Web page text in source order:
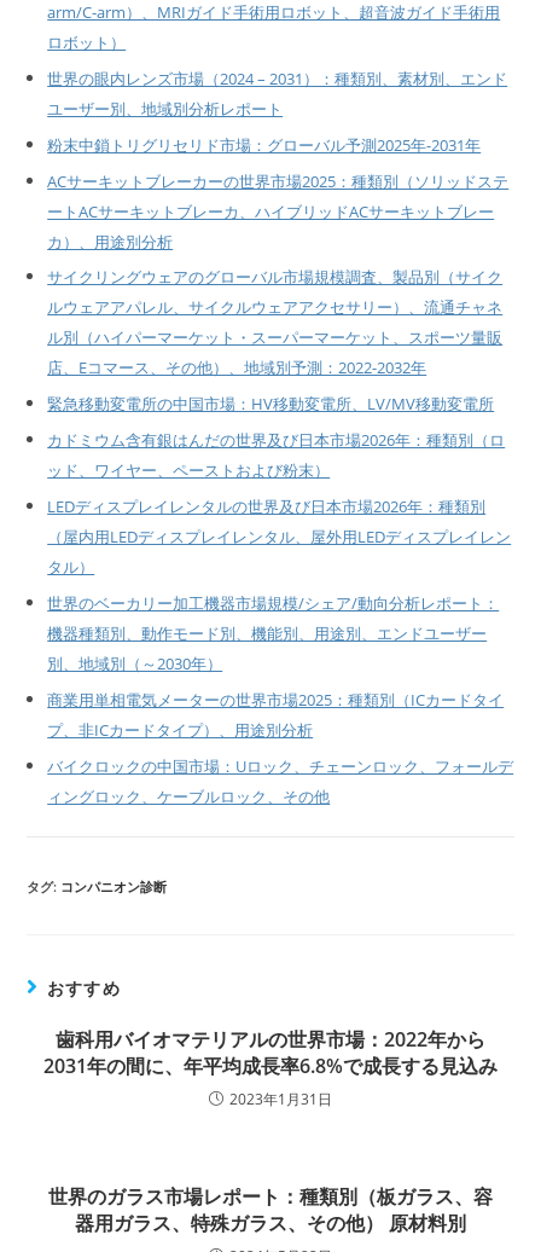
arm/C-arm）、MRIガイド手術用ロボット、超音波ガイド手術用
ロボット）
世界の眼内レンズ市場（2024 – 2031）：種類別、素材別、エンド
ユーザー別、地域別分析レポート
粉末中鎖トリグリセリド市場：グローバル予測2025年-2031年
ACサーキットブレーカーの世界市場2025：種類別（ソリッドステ
ートACサーキットブレーカ、ハイブリッドACサーキットブレー
カ）、用途別分析
サイクリングウェアのグローバル市場規模調査、製品別（サイク
ルウェアアパレル、サイクルウェアアクセサリー）、流通チャネ
ル別（ハイパーマーケット・スーパーマーケット、スポーツ量販
店、Eコマース、その他）、地域別予測：2022-2032年
緊急移動変電所の中国市場：HV移動変電所、LV/MV移動変電所
カドミウム含有銀はんだの世界及び日本市場2026年：種類別（ロ
ッド、ワイヤー、ペーストおよび粉末）
LEDディスプレイレンタルの世界及び日本市場2026年：種類別
（屋内用LEDディスプレイレンタル、屋外用LEDディスプレイレン
タル）
世界のベーカリー加工機器市場規模/シェア/動向分析レポート：
機器種類別、動作モード別、機能別、用途別、エンドユーザー
別、地域別（～2030年）
商業用単相電気メーターの世界市場2025：種類別（ICカードタイ
プ、非ICカードタイプ）、用途別分析
バイクロックの中国市場：Uロック、チェーンロック、フォールデ
ィングロック、ケーブルロック、その他
タグ: コンパニオン診断
おすすめ
歯科用バイオマテリアルの世界市場：2022年から
2031年の間に、年平均成長率6.8%で成長する見込み
2023年1月31日
世界のガラス市場レポート：種類別（板ガラス、容
器用ガラス、特殊ガラス、その他） 原材料別